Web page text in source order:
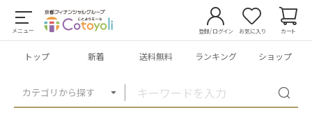
メニュー
カテゴリから探す
登録/ログイン お気に入り カート
トップ 新着 送料無料 ランキング ショップ